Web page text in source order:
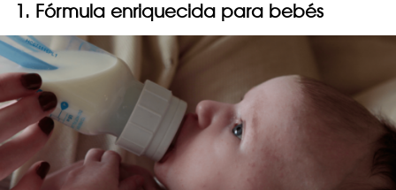
1. Fórmula enriquecida para bebés